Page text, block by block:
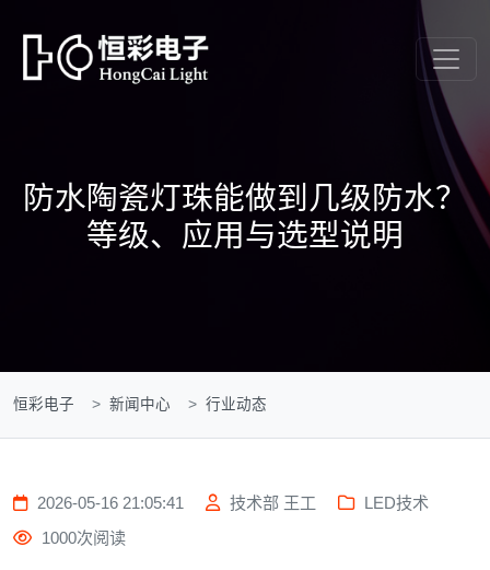
防水陶瓷灯珠能做到几级防水？
等级、应用与选型说明
恒彩电子 新闻中心 行业动态
2026-05-16 21:05:41 技术部 王工
LED技术
1000次阅读